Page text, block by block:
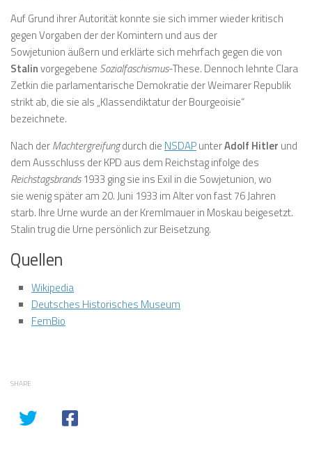
Auf Grund ihrer Autorität konnte sie sich immer wieder kritisch
gegen Vorgaben der der Komintern und aus der
Sowjetunion äußern und erklärte sich mehrfach gegen die von
Stalinvorgegebene Sozialfaschismus-These. Dennoch lehnte Clara
Zetkin die parlamentarische Demokratie der Weimarer Republik
strikt ab, die sie als „Klassendiktatur der Bourgeoisie“
bezeichnete.
Nach derMachtergreifungdurch die NSDAPunterAdolf Hitler und
dem Ausschluss der KPD aus dem Reichstag infolge des
Reichstagsbrands1933 ging sie ins Exil in die Sowjetunion, wo
sie wenig später am 20. Juni 1933 im Alter von fast 76 Jahren
starb. Ihre Urne wurde an der Kremlmauer in Moskau beigesetzt.
Stalin trug die Urne persönlich zur Beisetzung.
Quellen
Wikipedia
Deutsches Historisches Museum
FemBio
SHARE